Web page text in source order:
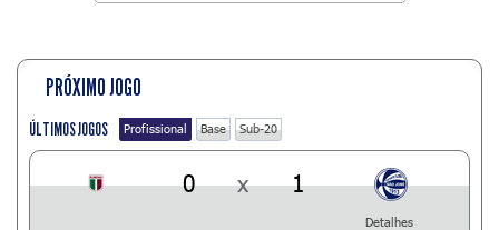
PRÓXIMO JOGO
ÚLTIMOS JOGOS Profissional Base Sub-20
0 x 1
Detalhes